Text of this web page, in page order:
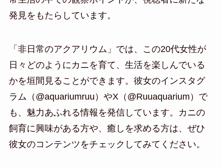
発見をもたらしています。
「非日常のアクアリウム」では、この20代女性が
日々どのようにカニを育て、生活を楽しんでいる
かを垣間見ることができます。彼女のインスタグ
ラム（@aquariumruu）やX（@Ruuaquarium）で
も、魅力あふれる情報を発信しています。カニの
飼育に興味がある方や、癒しを求める方は、ぜひ
彼女のコンテンツをチェックしてみてください。